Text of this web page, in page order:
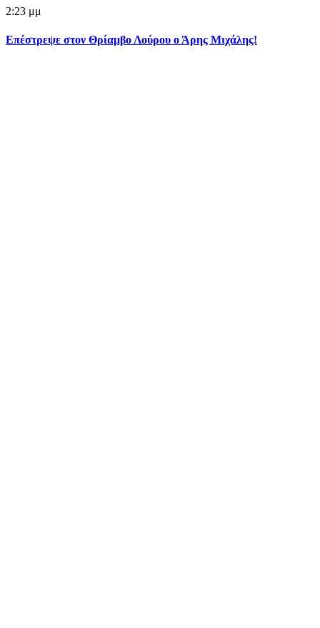
2:23 μμ
Επέστρεψε στον Θρίαμβο Λούρου ο Άρης Μιχάλης!